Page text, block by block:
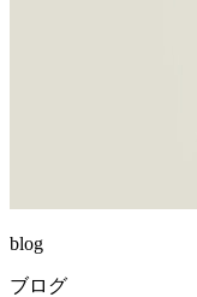
blog
ブログ